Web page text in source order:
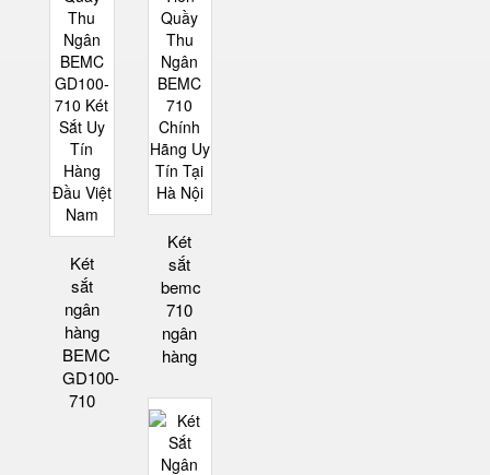
Két
sắt
ngân
hàng
BEMC
GD100-
710
Két
sắt
bemc
710
ngân
hàng